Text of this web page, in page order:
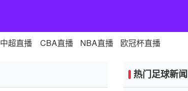
中超直播 CBA直播 NBA直播 欧冠杯直播
热门足球新闻